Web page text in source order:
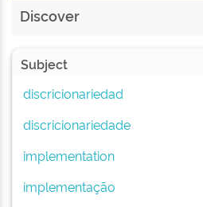
Discover
Subject
discricionariedad
discricionariedade
implementation
implementação